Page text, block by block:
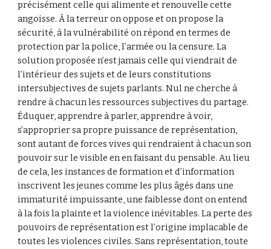
précisément celle qui alimente et renouvelle cette
angoisse. À la terreur on oppose et on propose la
sécurité, à la vulnérabilité on répond en termes de
protection par la police, l’armée ou la censure. La
solution proposée n’est jamais celle qui viendrait de
l’intérieur des sujets et de leurs constitutions
intersubjectives de sujets parlants. Nul ne cherche à
rendre à chacun les ressources subjectives du partage.
Éduquer, apprendre à parler, apprendre à voir,
s’approprier sa propre puissance de représentation,
sont autant de forces vives qui rendraient à chacun son
pouvoir sur le visible en en faisant du pensable. Au lieu
de cela, les instances de formation et d’information
inscrivent les jeunes comme les plus âgés dans une
immaturité impuissante, une faiblesse dont on entend
à la fois la plainte et la violence inévitables. La perte des
pouvoirs de représentation est l’origine implacable de
toutes les violences civiles. Sans représentation, toute